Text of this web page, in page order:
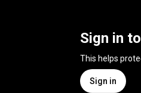
Sign in
This helps
Sign in